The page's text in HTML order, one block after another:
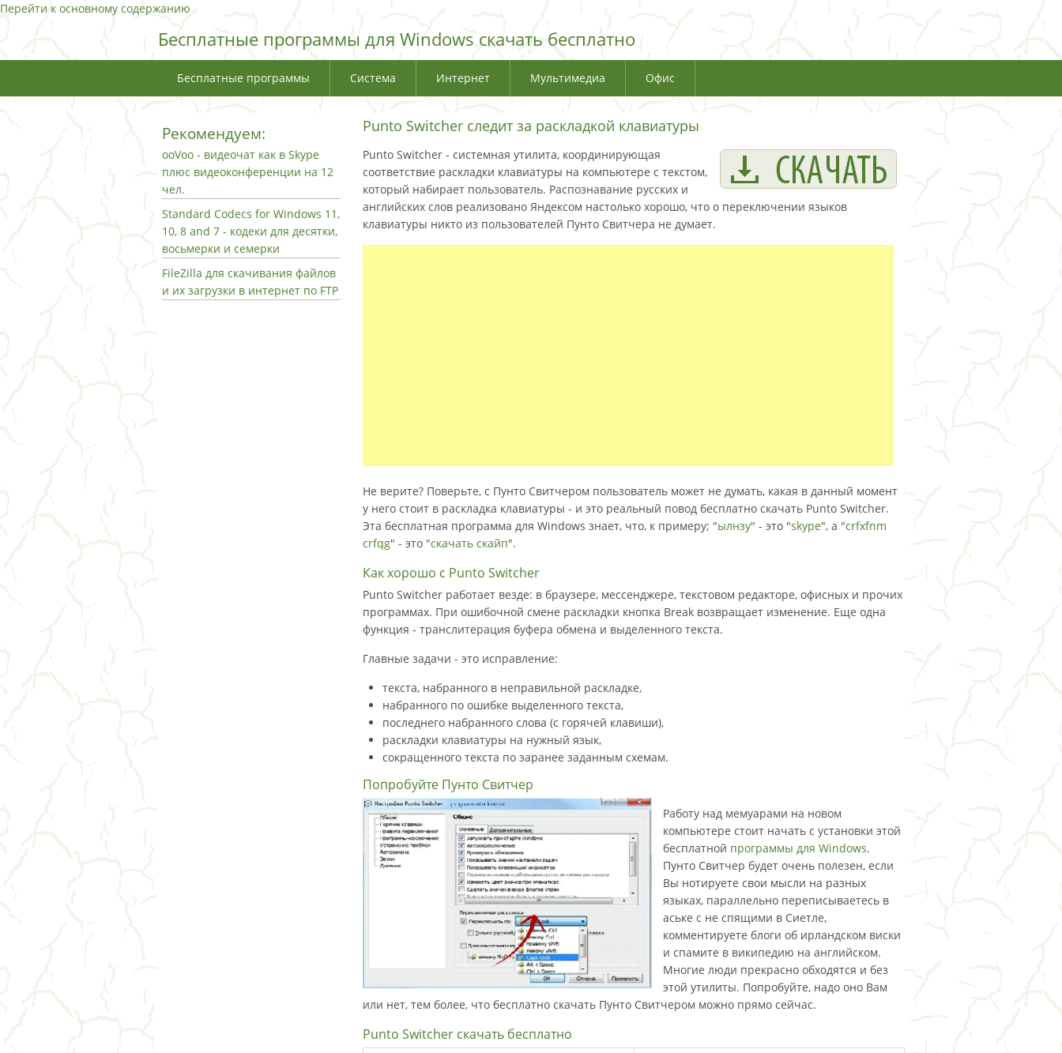
Перейти к основному содержанию
Бесплатные программы для Windows скачать бесплатно
Бесплатные программы Система Интернет Мультимедиа Офис
Punto Switcher следит за раскладкой клавиатуры
Punto Switcher - системная утилита, координирующая
соответствие раскладки клавиатуры на компьютере с текстом,
который набирает пользователь. Распознавание русских и
английских слов реализовано Яндексом настолько хорошо, что о переключении языков
клавиатуры никто из пользователей Пунто Свитчера не думает.
Не верите? Поверьте, с Пунто Свитчером пользователь может не думать, какая в данный момент
у него стоит в раскладка клавиатуры - и это реальный повод бесплатно скачать Punto Switcher.
Эта бесплатная программа для Windows знает, что, к примеру; "ылнзу" - это "skype", а "crfxfnm
crfqg" - это "скачать скайп".
Как хорошо с Punto Switcher
Punto Switcher работает везде: в браузере, мессенджере, текстовом редакторе, офисных и прочих
программах. При ошибочной смене раскладки кнопка Break возвращает изменение. Еще одна
функция - транслитерация буфера обмена и выделенного текста.
Главные задачи - это исправление:
текста, набранного в неправильной раскладке,
набранного по ошибке выделенного текста,
последнего набранного слова (с горячей клавиши),
раскладки клавиатуры на нужный язык,
сокращенного текста по заранее заданным схемам.
Попробуйте Пунто Свитчер
Работу над мемуарами на новом
компьютере стоит начать с установки этой
бесплатной программы для Windows.
Пунто Свитчер будет очень полезен, если
Вы нотируете свои мысли на разных
языках, параллельно переписываетесь в
аське с не спящими в Сиетле,
комментируете блоги об ирландском виски
и спамите в википедию на английском.
Многие люди прекрасно обходятся и без
этой утилиты. Попробуйте, надо оно Вам
или нет, тем более, что бесплатно скачать Пунто Свитчером можно прямо сейчас.
Punto Switcher скачать бесплатно
Рекомендуем:
ooVoo - видеочат как в Skype
плюс видеоконференции на 12
чел.
Standard Codecs for Windows 11,
10, 8 and 7 - кодеки для десятки,
восьмерки и семерки
FileZilla для скачивания файлов
и их загрузки в интернет по FTP